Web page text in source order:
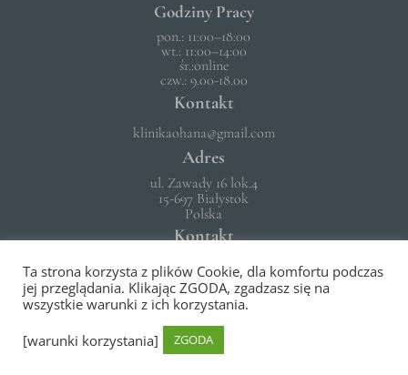
Godziny Pracy
pon.: 11:00–18:00
wt.: 11:00–14:00
śr.:online
czw.: 9.00-18.00
Kontakt
klinikaohana@gmail.com
Adres
ul. Zawady 16 lok.4
15-697 Białystok
Polska
Kontakt
504 770 760
Copyright © 2026 –Klinika Ohana
Ta strona korzysta z plików Cookie, dla komfortu podczas
jej przeglądania. Klikając ZGODA, zgadzasz się na
wszystkie warunki z ich korzystania.
[warunki korzystania]
ZGODA